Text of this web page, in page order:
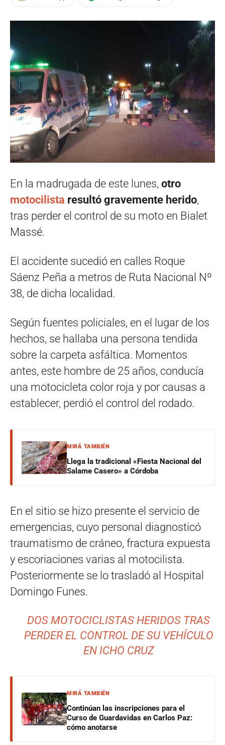
En la madrugada de este lunes, otro
motocilista resultó gravemente herido,
tras perder el control de su moto en Bialet
Massé.
El accidente sucedió en calles Roque
Sáenz Peña a metros de Ruta Nacional Nº
38, de dicha localidad.
Según fuentes policiales, en el lugar de los
hechos, se hallaba una persona tendida
sobre la carpeta asfáltica. Momentos
antes, este hombre de 25 años, conducía
una motocicleta color roja y por causas a
establecer, perdió el control del rodado.
MIRÁ TAMBIÉN
Llega la tradicional «Fiesta Nacional del
Salame Casero» a Córdoba
En el sitio se hizo presente el servicio de
emergencias, cuyo personal diagnosticó
traumatismo de cráneo, fractura expuesta
y escoriaciones varias al motocilista.
Posteriormente se lo trasladó al Hospital
Domingo Funes.
DOS MOTOCICLISTAS HERIDOS TRAS
PERDER EL CONTROL DE SU VEHÍCULO
EN ICHO CRUZ
MIRÁ TAMBIÉN
Continúan las inscripciones para el
Curso de Guardavidas en Carlos Paz:
cómo anotarse